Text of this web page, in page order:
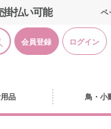
掛払い可能
会員登録 ログイン
ペ
品 鳥・小